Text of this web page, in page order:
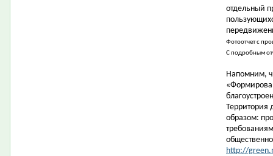
отдельный
Фотоотчет с
С подробным
Напомним,
Территория
образом:
http://